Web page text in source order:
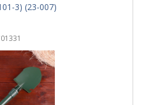
3) (23-007)